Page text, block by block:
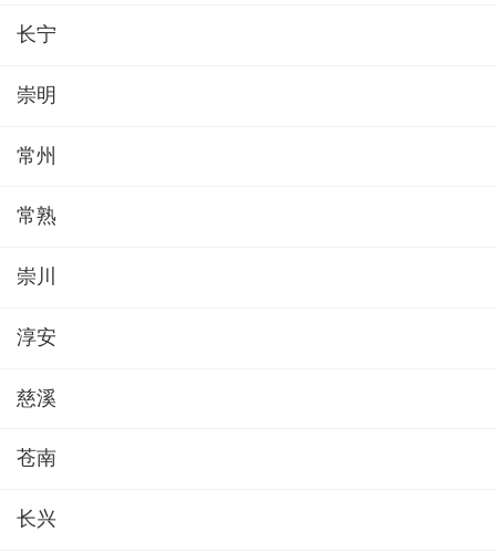
长宁
崇明
常州
常熟
崇川
淳安
慈溪
苍南
长兴